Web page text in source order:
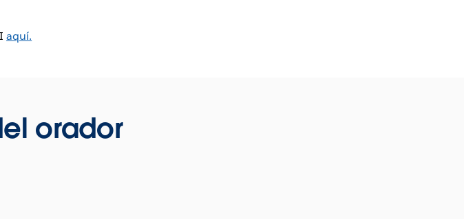
aquí.
orador